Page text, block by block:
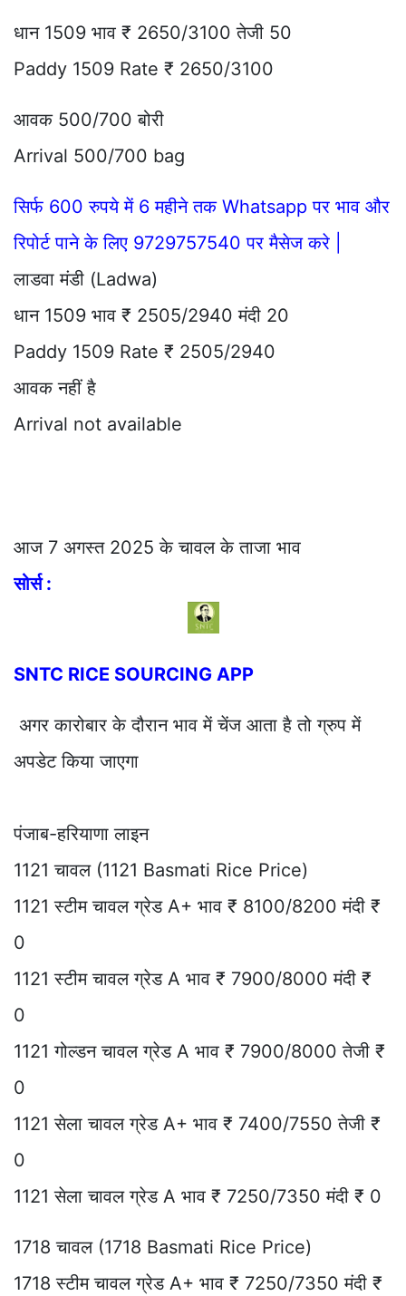
धान 1509 भाव ₹ 2650/3100 तेजी 50
Paddy 1509 Rate ₹ 2650/3100
आवक 500/700 बोरी
Arrival 500/700 bag
सिर्फ 600 रुपये में 6 महीने तक Whatsapp पर भाव और
रिपोर्ट पाने के लिए 9729757540 पर मैसेज करे |
लाडवा मंडी (Ladwa)
धान 1509 भाव ₹ 2505/2940 मंदी 20
Paddy 1509 Rate ₹ 2505/2940
आवक नहीं है
Arrival not available
आज 7 अगस्त 2025 के चावल के ताजा भाव
सोर्स :
SNTC RICE SOURCING APP
अगर कारोबार के दौरान भाव में चेंज आता है तो ग्रुप में
अपडेट किया जाएगा
पंजाब-हरियाणा लाइन
1121 चावल (1121 Basmati Rice Price)
1121 स्टीम चावल ग्रेड A+ भाव ₹ 8100/8200 मंदी ₹
0
1121 स्टीम चावल ग्रेड A भाव ₹ 7900/8000 मंदी ₹
0
1121 गोल्डन चावल ग्रेड A भाव ₹ 7900/8000 तेजी ₹
0
1121 सेला चावल ग्रेड A+ भाव ₹ 7400/7550 तेजी ₹
0
1121 सेला चावल ग्रेड A भाव ₹ 7250/7350 मंदी ₹ 0
1718 चावल (1718 Basmati Rice Price)
1718 स्टीम चावल ग्रेड A+ भाव ₹ 7250/7350 मंदी ₹